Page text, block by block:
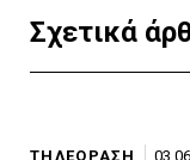
Σχετικά
ΤΗΛΕΟΡΑΣΗ